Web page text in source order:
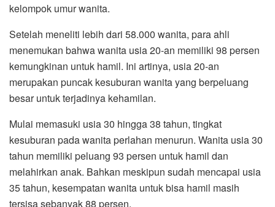
kelompok umur wanita.
Setelah meneliti lebih dari 58.000 wanita, para ahli
menemukan bahwa wanita usia 20-an memiliki 98 persen
kemungkinan untuk hamil. Ini artinya, usia 20-an
merupakan puncak kesuburan wanita yang berpeluang
besar untuk terjadinya kehamilan.
Mulai memasuki usia 30 hingga 38 tahun, tingkat
kesuburan pada wanita perlahan menurun. Wanita usia 30
tahun memiliki peluang 93 persen untuk hamil dan
melahirkan anak. Bahkan meskipun sudah mencapai usia
35 tahun, kesempatan wanita untuk bisa hamil masih
tersisa sebanyak 88 persen.